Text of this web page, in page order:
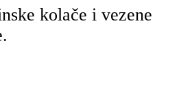
kolače i vezene